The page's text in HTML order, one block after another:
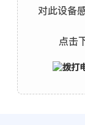
对此设备
点击